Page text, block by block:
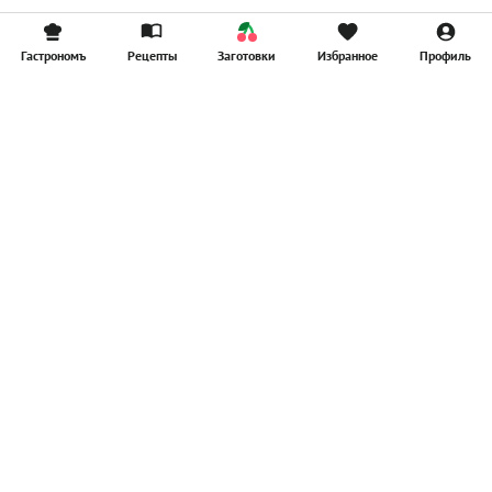
Гастрономъ Рецепты Заготовки Избранное Профиль